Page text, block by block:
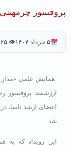
پروفسور
۵ خرداد ۱۴۰۴ 👁 ۲۵ بازدید
ارزشمند پروفسور
اعضای ارشد ناسا،
شد.
این رویداد که